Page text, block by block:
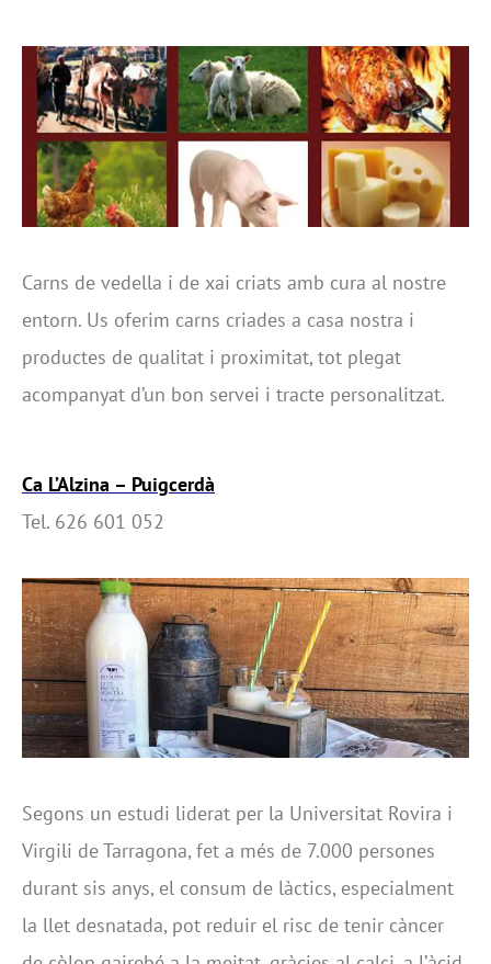
Carns de vedella i de xai criats amb cura al nostre
entorn. Us oferim carns criades a casa nostra i
productes de qualitat i proximitat, tot plegat
acompanyat d’un bon servei i tracte personalitzat.
Ca L’Alzina – Puigcerdà
Tel. 626 601 052
Segons un estudi liderat per la Universitat Rovira i
Virgili de Tarragona, fet a més de 7.000 persones
durant sis anys, el consum de làctics, especialment
la llet desnatada, pot reduir el risc de tenir càncer